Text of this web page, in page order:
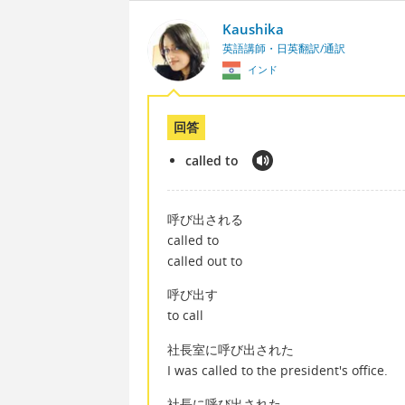
Kaushika
英語講師・日英翻訳/通訳
インド
回答
called to
呼び出される
called to
called out to
呼び出す
to call
社長室に呼び出された
I was called to the president's office.